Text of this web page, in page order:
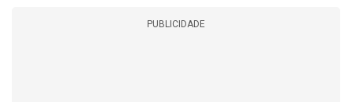
PUBLICIDADE